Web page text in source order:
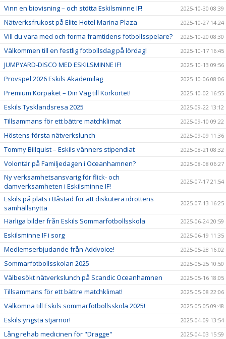
Vinn en biovisning – och stötta Eskilsminne IF! 2025-10-30 08:39
Nätverksfrukost på Elite Hotel Marina Plaza 2025-10-27 14:24
Vill du vara med och forma framtidens fotbollsspelare? 2025-10-20 08:30
Välkommen till en festlig fotbollsdag på lördag! 2025-10-17 16:45
JUMPYARD-DISCO MED ESKILSMINNE IF! 2025-10-13 09:56
Provspel 2026 Eskils Akademilag 2025-10-06 08:06
Premium Körpaket – Din Väg till Körkortet! 2025-10-02 16:55
Eskils Tysklandsresa 2025 2025-09-22 13:12
Tillsammans för ett bättre matchklimat 2025-09-10 09:22
Höstens första nätverkslunch 2025-09-09 11:36
Tommy Billquist – Eskils vänners stipendiat 2025-08-21 08:32
Volontär på Familjedagen i Oceanhamnen? 2025-08-08 06:27
Ny verksamhetsansvarig för flick- och
damverksamheten i Eskilsminne IF!
2025-07-17 21:54
Eskils på plats i Båstad för att diskutera idrottens
samhällsnytta
2025-07-13 16:25
Härliga bilder från Eskils Sommarfotbollsskola 2025-06-24 20:59
Eskilsminne IF i sorg 2025-06-19 11:35
Medlemserbjudande från Addvoice! 2025-05-28 16:02
Sommarfotbollsskolan 2025 2025-05-25 10:50
Välbesökt nätverkslunch på Scandic Oceanhamnen 2025-05-16 18:05
Tillsammans för ett bättre matchklimat! 2025-05-08 22:06
Välkomna till Eskils sommarfotbollsskola 2025! 2025-05-05 09:48
Eskils yngsta stjärnor! 2025-04-09 13:54
Lång rehab medicinen för "Dragge" 2025-04-03 15:59